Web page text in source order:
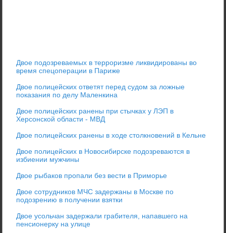
Двое подозреваемых в терроризме ликвидированы во
время спецоперации в Париже
Двое полицейских ответят перед судом за ложные
показания по делу Маленкина
Двое полицейских ранены при стычках у ЛЭП в
Херсонской области - МВД
Двое полицейских ранены в ходе столкновений в Кельне
Двое полицейских в Новосибирске подозреваются в
избиении мужчины
Двое рыбаков пропали без вести в Приморье
Двое сотрудников МЧС задержаны в Москве по
подозрению в получении взятки
Двое усольчан задержали грабителя, напавшего на
пенсионерку на улице